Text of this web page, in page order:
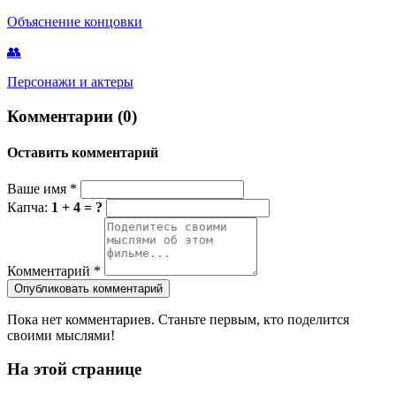
Объяснение концовки
👥
Персонажи и актеры
Комментарии (0)
Оставить комментарий
Ваше имя *
Капча: 1 + 4 = ?
Комментарий *
Опубликовать комментарий
Пока нет комментариев. Станьте первым, кто поделится
своими мыслями!
На этой странице